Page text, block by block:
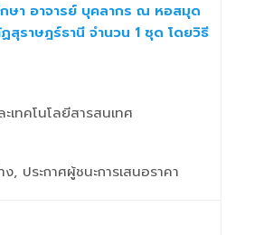
ษา อาจารย์ บุคลากร ณ หอสมุด
สุราษฎร์ธานี จำนวน 1 ชุด โดยวิธี
เทคโนโลยีสารสนเทศ
, ประกาศผู้ชนะการเสนอราคา